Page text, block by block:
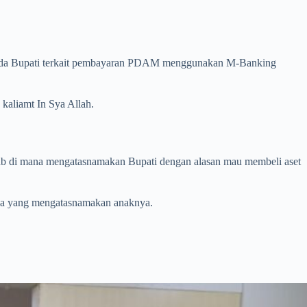
Bupati terkait pembayaran PDAM menggunakan M-Banking
kaliamt In Sya Allah.
mana mengatasnamakan Bupati dengan alasan mau membeli aset
mengatasnamakan anaknya.